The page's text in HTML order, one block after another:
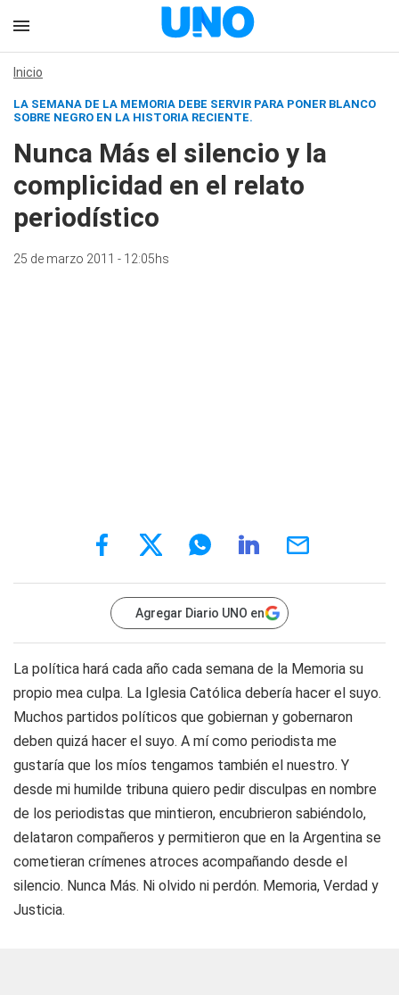
Inicio
LA SEMANA DE LA MEMORIA DEBE SERVIR PARA PONER BLANCO
SOBRE NEGRO EN LA HISTORIA RECIENTE.
Nunca Más el silencio y la
complicidad en el relato
periodístico
25 de marzo 2011 - 12:05hs
Agregar Diario UNO en
La política hará cada año cada semana de la Memoria su
propio mea culpa. La Iglesia Católica debería hacer el suyo.
Muchos partidos políticos que gobiernan y gobernaron
deben quizá hacer el suyo. A mí como periodista me
gustaría que los míos tengamos también el nuestro. Y
desde mi humilde tribuna quiero pedir disculpas en nombre
de los periodistas que mintieron, encubrieron sabiéndolo,
delataron compañeros y permitieron que en la Argentina se
cometieran crímenes atroces acompañando desde el
silencio. Nunca Más. Ni olvido ni perdón. Memoria, Verdad y
Justicia.